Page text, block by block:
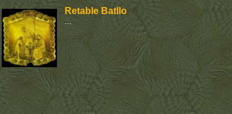
Retable Batllo